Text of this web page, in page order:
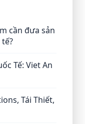
cần đưa sản
Tế: Viet An
Tái Thiết,